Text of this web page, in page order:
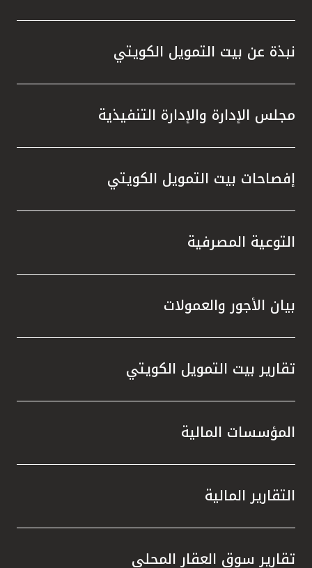
نبذة عن بيت التمويل الكويتي
مجلس الإدارة والإدارة التنفيذية
إفصاحات بيت التمويل الكويتي
التوعية المصرفية
بيان الأجور والعمولات
تقارير بيت التمويل الكويتي
المؤسسات المالية
التقارير المالية
تقارير سوق العقار المحلي